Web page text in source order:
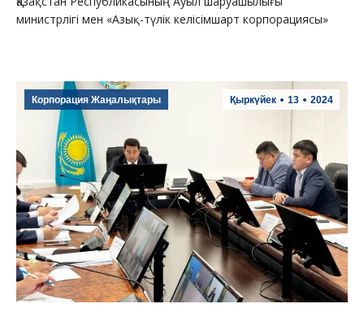
министрлігі мен «Азық-түлік келісімшарт корпорациясы»
Қыркүйек 13 2024
Корпорация Жаңалықтары